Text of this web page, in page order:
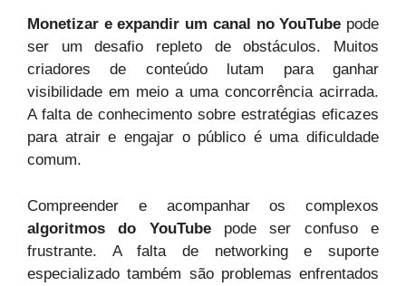
Monetizar e expandir um canal no YouTube pode
ser um desafio repleto de obstáculos. Muitos
criadores de conteúdo lutam para ganhar
visibilidade em meio a uma concorrência acirrada.
A falta de conhecimento sobre estratégias eficazes
para atrair e engajar o público é uma dificuldade
comum.
Compreender e acompanhar os complexos
algoritmos do YouTubepode ser confuso e
frustrante. A falta de networking e suporte
especializado também são problemas enfrentados